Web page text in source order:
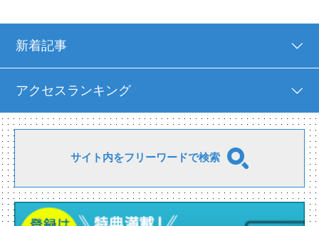
新着記事
アクセスランキング
サイト内をフリーワードで検索